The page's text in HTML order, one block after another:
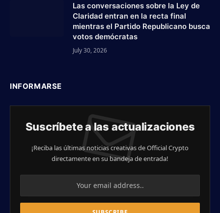
Las conversaciones sobre la Ley de
Claridad entran en la recta final
mientras el Partido Republicano busca
votos demócratas
July 30, 2026
INFORMARSE
Suscríbete a las actualizaciones
¡Reciba las últimas noticias creativas de Official Crypto
directamente en su bandeja de entrada!